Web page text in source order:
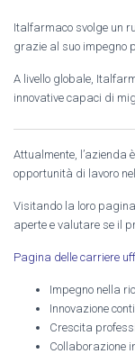
Italfarmaco svolge un
grazie al suo impegno
A livello globale,
innovative capaci di
Attualmente, l’azienda
opportunità di lavoro
Visitando la loro
aperte e valutare se il
Pagina delle carriere
Impegno nella
Innovazione
Crescita
Collaborazione